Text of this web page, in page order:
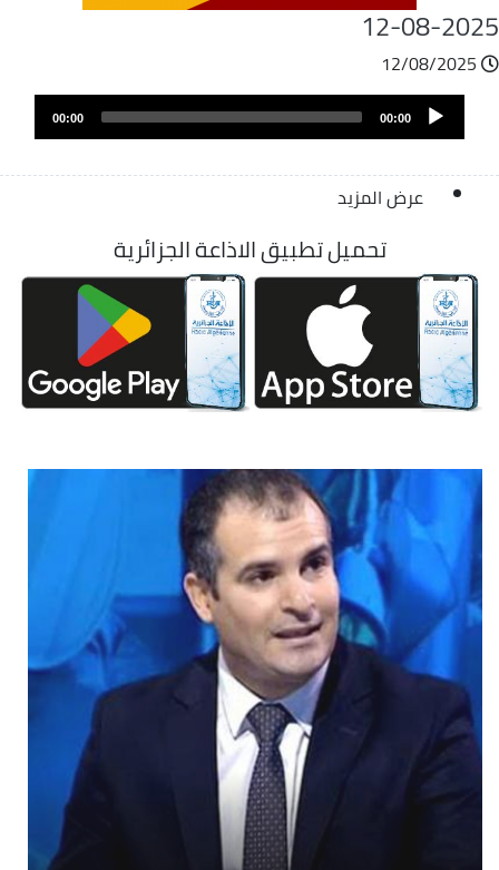
12-08-
12/08/2025
ملفAudio
Player
00:00
00:00
عرض المزيد
تحميل تطبيق الاذاعة الجزائرية